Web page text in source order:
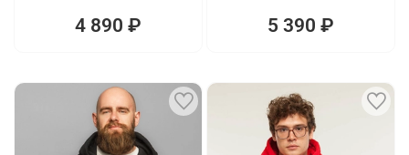
4 890 ₽ 5 390 ₽